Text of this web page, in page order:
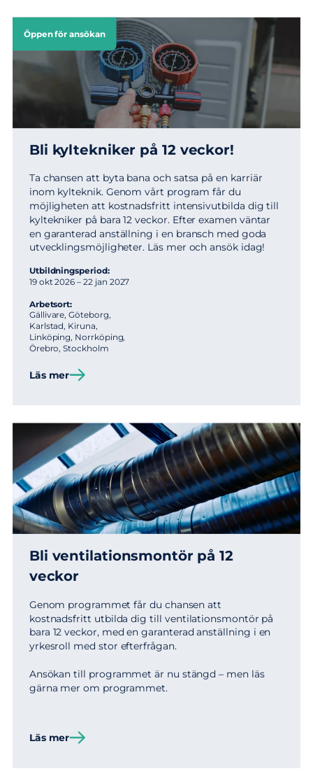
Öppen för ansökan
Bli kyltekniker på 12 veckor!
Ta chansen att byta bana och satsa på en karriär
inom kylteknik. Genom vårt program får du
möjligheten att kostnadsfritt intensivutbilda dig till
kyltekniker på bara 12 veckor. Efter examen väntar
en garanterad anställning i en bransch med goda
utvecklingsmöjligheter. Läs mer och ansök idag!
Utbildningsperiod:
19 okt 2026 – 22 jan 2027
Arbetsort:
Gällivare, Göteborg,
Karlstad, Kiruna,
Linköping, Norrköping,
Örebro, Stockholm
Läs mer
Bli ventilations­montör på 12
veckor
Genom programmet får du chansen att
kostnadsfritt utbilda dig till ventilationsmontör på
bara 12 veckor, med en garanterad anställning i en
yrkesroll med stor efterfrågan.
Ansökan till programmet är nu stängd – men läs
gärna mer om programmet.
Läs mer